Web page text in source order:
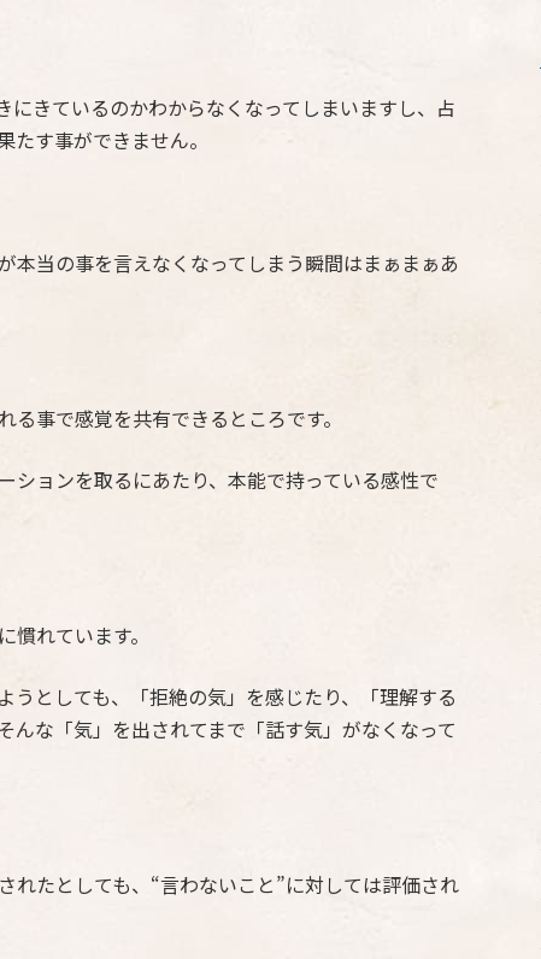
にきているのかわからなくなってしまいますし、占
す事ができません。
本当の事を言えなくなってしまう瞬間はまぁまぁあ
事で感覚を共有できるところです。
ションを取るにあたり、本能で持っている感性で
れています。
としても、「拒絶の気」を感じたり、「理解する
な「気」を出されてまで「話す気」がなくなって
たとしても、“言わないこと”に対しては評価され